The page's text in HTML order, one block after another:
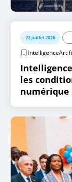
22 juillet 2026
les